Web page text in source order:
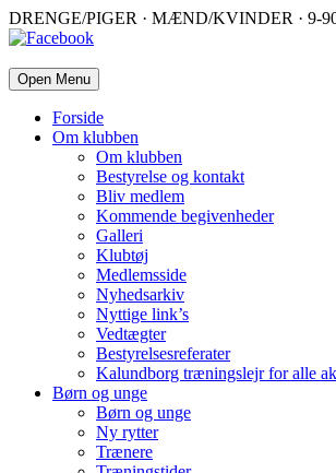
DRENGE/PIGER · MÆND/KVINDER · 9-
Open Menu
Forside
Om klubben
Om klubben
Bestyrelse og kontakt
Bliv medlem
Kommende begivenheder
Galleri
Klubtøj
Medlemsside
Nyhedsarkiv
Nyttige link’s
Vedtægter
Bestyrelsesreferater
Kalundborg træningslejr for alle
Børn og unge
Børn og unge
Ny rytter
Trænere